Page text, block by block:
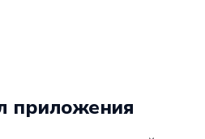
приложения